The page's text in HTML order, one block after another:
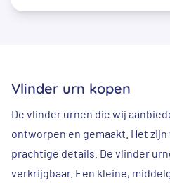
Vlinder urn kopen
De vlinder urnen die wij
ontworpen en gemaakt. Het
prachtige details. De vlinder
verkrijgbaar. Een kleine,